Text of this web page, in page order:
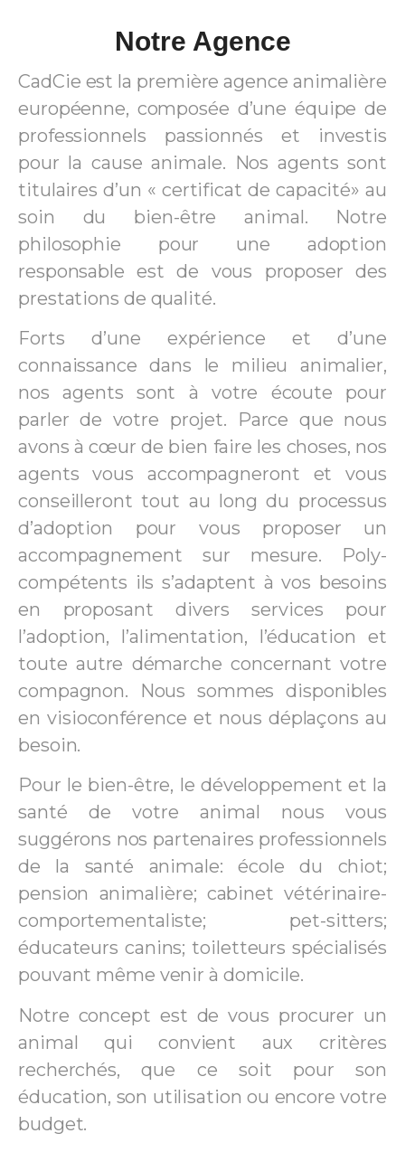
Notre Agence
CadCie est la première agence animalière
européenne, composée d’une équipe de
professionnels passionnés et investis
pour la cause animale. Nos agents sont
titulaires d’un « certificat de capacité» au
soin du bien-être animal. Notre
philosophie pour une adoption
responsable est de vous proposer des
prestations de qualité.
Forts d’une expérience et d’une
connaissance dans le milieu animalier,
nos agents sont à votre écoute pour
parler de votre projet. Parce que nous
avons à cœur de bien faire les choses, nos
agents vous accompagneront et vous
conseilleront tout au long du processus
d’adoption pour vous proposer un
accompagnement sur mesure. Poly-
compétents ils s’adaptent à vos besoins
en proposant divers services pour
l’adoption, l’alimentation, l’éducation et
toute autre démarche concernant votre
compagnon. Nous sommes disponibles
en visioconférence et nous déplaçons au
besoin.
Pour le bien-être, le développement et la
santé de votre animal nous vous
suggérons nos partenaires professionnels
de la santé animale: école du chiot;
pension animalière; cabinet vétérinaire-
comportementaliste; pet-sitters;
éducateurs canins; toiletteurs spécialisés
pouvant même venir à domicile.
Notre concept est de vous procurer un
animal qui convient aux critères
recherchés, que ce soit pour son
éducation, son utilisation ou encore votre
budget.